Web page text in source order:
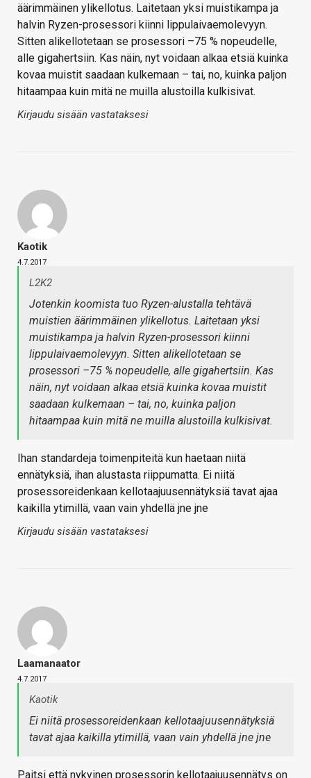
äärimmäinen ylikellotus. Laitetaan yksi muistikampa ja
halvin Ryzen-prosessori kiinni lippulaivaemolevyyn.
Sitten alikellotetaan se prosessori –75 % nopeudelle,
alle gigahertsiin. Kas näin, nyt voidaan alkaa etsiä kuinka
kovaa muistit saadaan kulkemaan – tai, no, kuinka paljon
hitaampaa kuin mitä ne muilla alustoilla kulkisivat.
Kirjaudu sisään vastataksesi
Kaotik
4.7.2017
L2K2
Jotenkin koomista tuo Ryzen-alustalla tehtävä
muistien äärimmäinen ylikellotus. Laitetaan yksi
muistikampa ja halvin Ryzen-prosessori kiinni
lippulaivaemolevyyn. Sitten alikellotetaan se
prosessori –75 % nopeudelle, alle gigahertsiin. Kas
näin, nyt voidaan alkaa etsiä kuinka kovaa muistit
saadaan kulkemaan – tai, no, kuinka paljon
hitaampaa kuin mitä ne muilla alustoilla kulkisivat.
Ihan standardeja toimenpiteitä kun haetaan niitä
ennätyksiä, ihan alustasta riippumatta. Ei niitä
prosessoreidenkaan kellotaajuusennätyksiä tavat ajaa
kaikilla ytimillä, vaan vain yhdellä jne jne
Kirjaudu sisään vastataksesi
Laamanaator
4.7.2017
Kaotik
Ei niitä prosessoreidenkaan kellotaajuusennätyksiä
tavat ajaa kaikilla ytimillä, vaan vain yhdellä jne jne
Paitsi että nykyinen prosessorin kellotaajuusennätys on